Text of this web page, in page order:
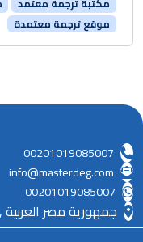
مكتبة ترجمة معتمد
موقع ترجمة معتمدة
00201019085007
info@masterdeg.com
00201019085007
جمهورية مصر العربية